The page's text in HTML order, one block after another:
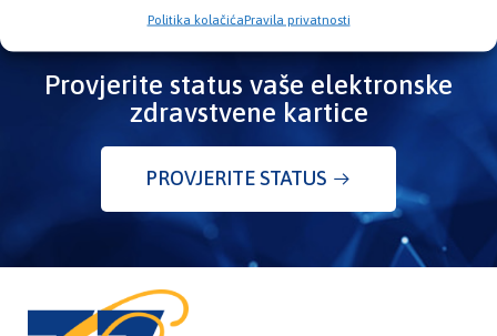
Politika kolačićaPravila privatnosti
Provjerite status vaše elektronske
zdravstvene kartice
PROVJERITE STATUS